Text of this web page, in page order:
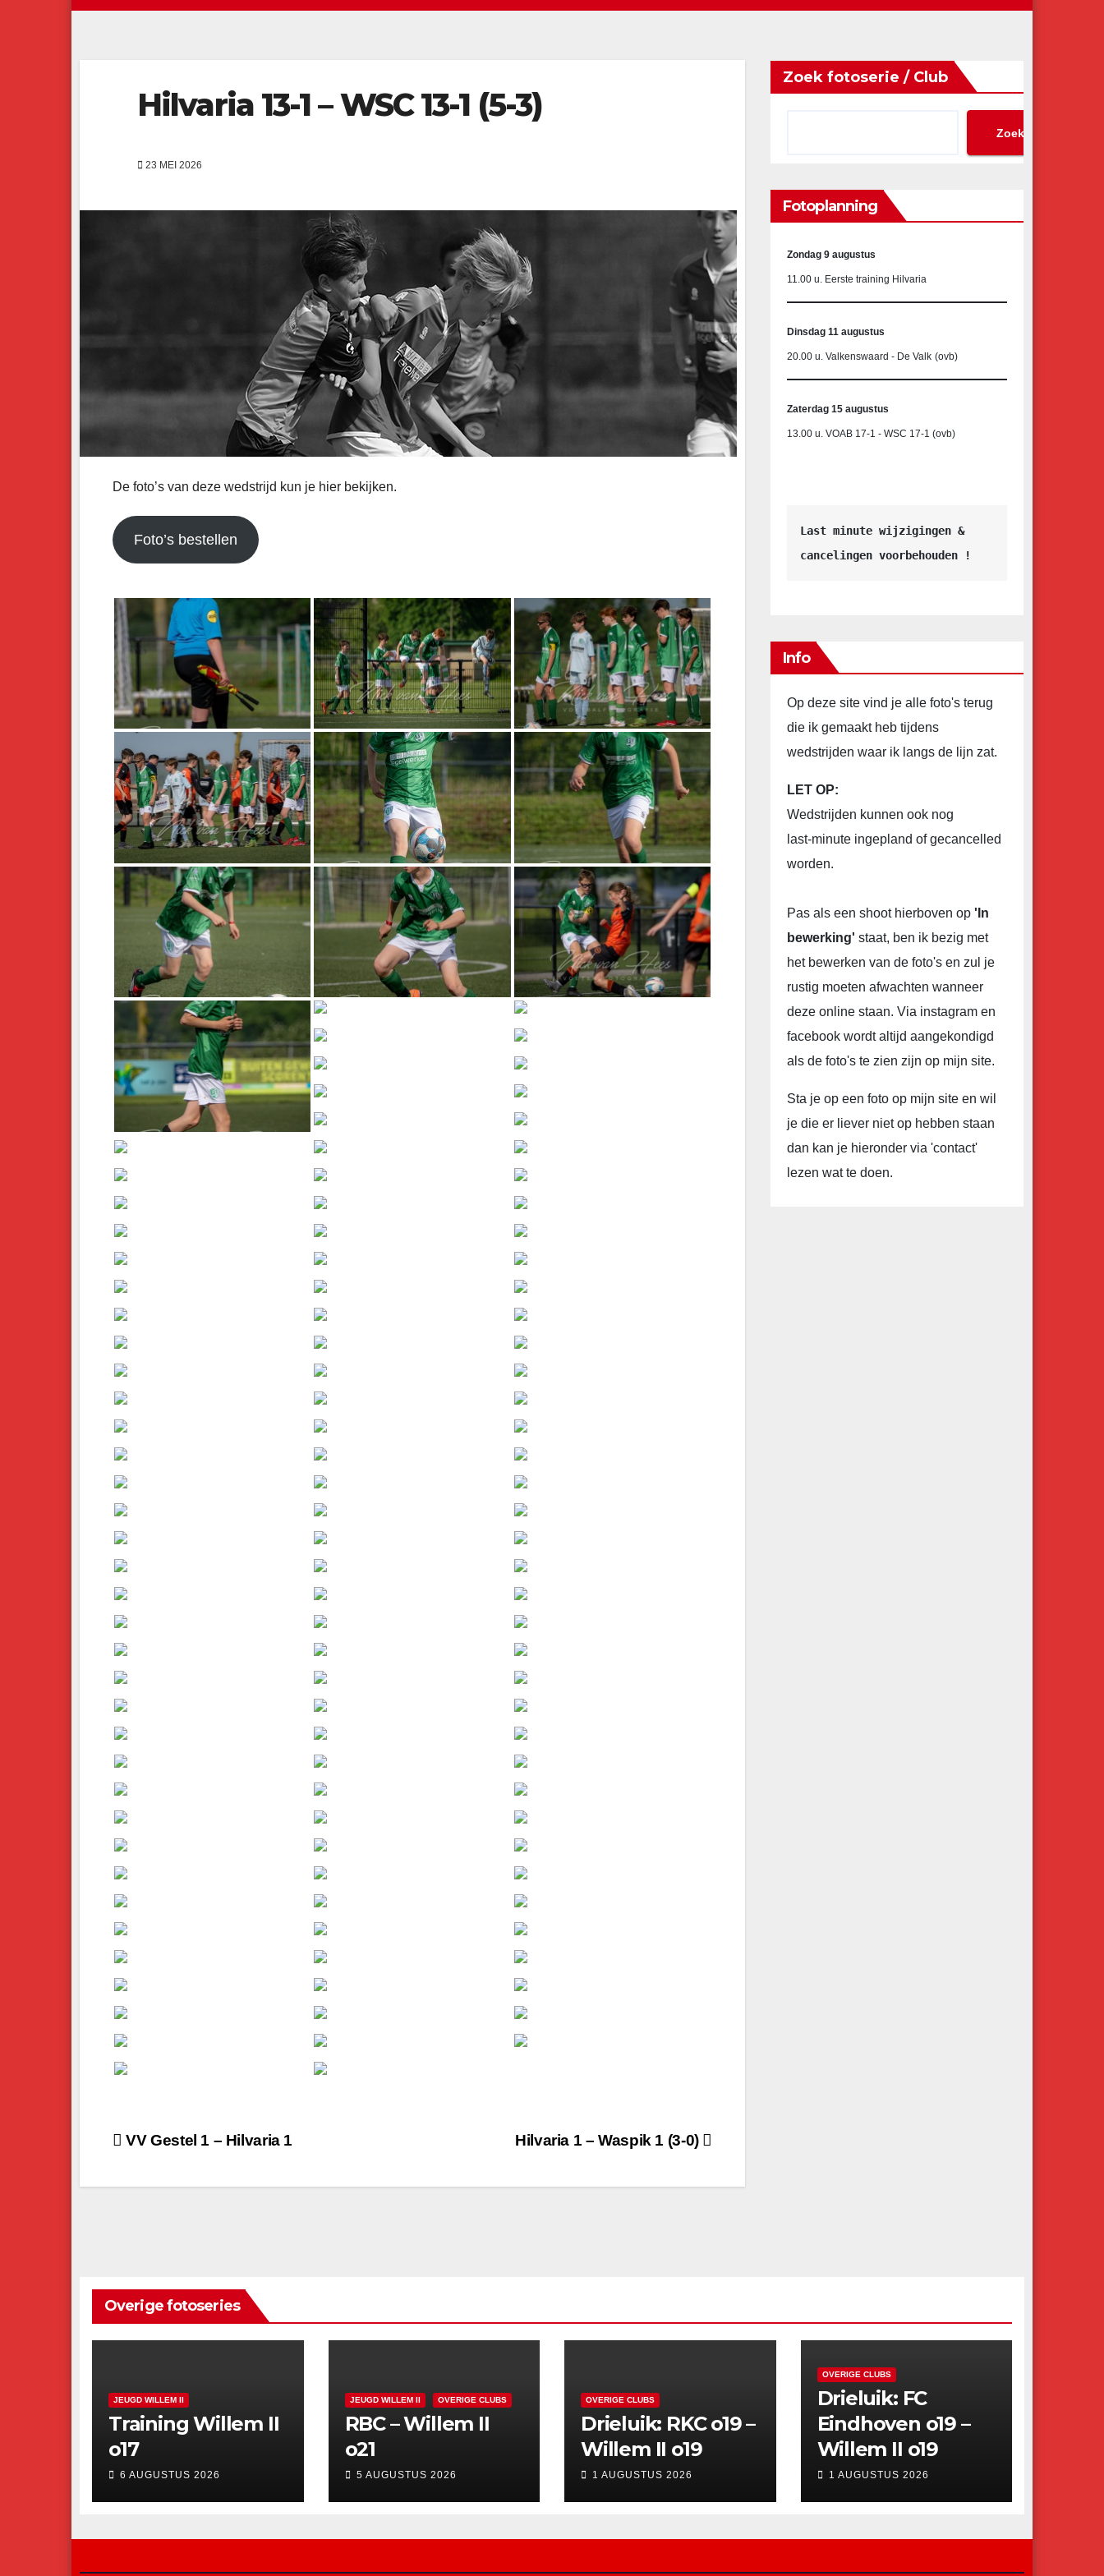
Hilvaria 13-1 – WSC 13-1 (5-3)
23 MEI 2026
De foto’s van deze wedstrijd kun je hier bekijken.
Foto’s bestellen
Bericht
navigatie
Hilvaria 1 – Waspik 1 (3-0)
VV Gestel 1 – Hilvaria 1
Zoek fotoserie / Club
Zoeken
Fotoplanning
Zondag 9 augustus
11.00 u. Eerste training Hilvaria
Dinsdag 11 augustus
20.00 u. Valkenswaard - De Valk (ovb)
Zaterdag 15 augustus
13.00 u. VOAB 17-1 - WSC 17-1 (ovb)
Last minute wijzigingen &
cancelingen voorbehouden !
Info
Op deze site vind je alle foto's terug
die ik gemaakt heb tijdens
wedstrijden waar ik langs de lijn zat.
LET OP:
Wedstrijden kunnen ook nog
last-minute ingepland of gecancelled
worden.
Pas als een shoot hierboven op 'In
bewerking' staat, ben ik bezig met
het bewerken van de foto's en zul je
rustig moeten afwachten wanneer
deze online staan. Via instagram en
facebook wordt altijd aangekondigd
als de foto's te zien zijn op mijn site.
Sta je op een foto op mijn site en wil
je die er liever niet op hebben staan
dan kan je hieronder via 'contact'
lezen wat te doen.
Overige fotoseries
JEUGD WILLEM II
Training Willem II
o17
6 AUGUSTUS 2026
JEUGD WILLEM II OVERIGE CLUBS
RBC – Willem II
o21
5 AUGUSTUS 2026
OVERIGE CLUBS
Drieluik: RKC o19 –
Willem II o19
1 AUGUSTUS 2026
OVERIGE CLUBS
Drieluik: FC
Eindhoven o19 –
Willem II o19
1 AUGUSTUS 2026